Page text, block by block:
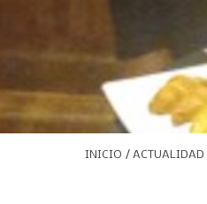
INICIO /ACTUALIDAD